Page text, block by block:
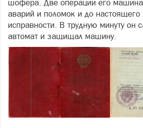
шофера. Две операции его
аварий и поломок и до
исправности. В трудную минуту он
автомат и защищал машину.